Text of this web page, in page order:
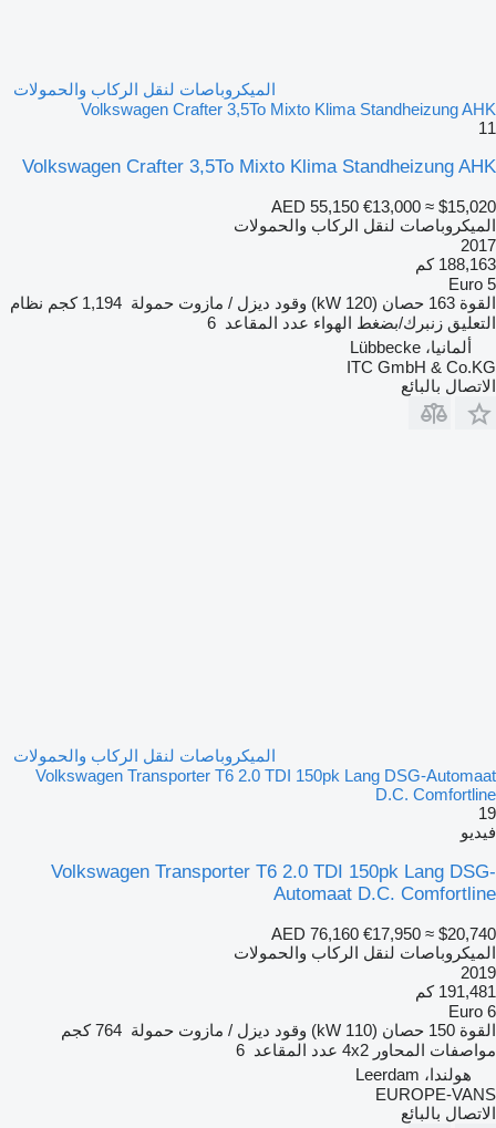
الميكروباصات لنقل الركاب والحمولات
Volkswagen Crafter 3,5To Mixto Klima Standheizung AHK
11
Volkswagen Crafter 3,5To Mixto Klima Standheizung AHK
AED 55,150 €13,000 ≈ $15,020
الميكروباصات لنقل الركاب والحمولات
2017
188,163 كم
Euro 5
القوة 163 حصان (120 kW) وقود ديزل / مازوت حمولة 1,194 كجم
نظام
التعليق زنبرك/بضغط الهواء عدد المقاعد 6
ألمانيا، Lübbecke
ITC GmbH & Co.KG
الاتصال بالبائع
الميكروباصات لنقل الركاب والحمولات
Volkswagen Transporter T6 2.0 TDI 150pk Lang DSG-Automaat
D.C. Comfortline
19
فيديو
Volkswagen Transporter T6 2.0 TDI 150pk Lang DSG-
Automaat D.C. Comfortline
AED 76,160 €17,950 ≈ $20,740
الميكروباصات لنقل الركاب والحمولات
2019
191,481 كم
Euro 6
القوة 150 حصان (110 kW) وقود ديزل / مازوت حمولة 764 كجم
مواصفات المحاور 4x2 عدد المقاعد 6
هولندا، Leerdam
EUROPE-VANS
الاتصال بالبائع